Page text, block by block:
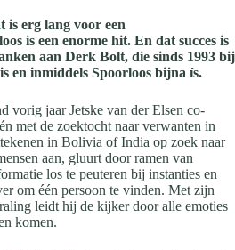
is erg lang voor een
is een enorme hit. En dat succes is
aan Derk Bolt, die sinds 1993 bij
en inmiddels Spoorloos bijna ís.
vorig jaar Jetske van der Elsen co-
met de zoektocht naar verwanten in
in Bolivia of India op zoek naar
aan, gluurt door ramen van
los te peuteren bij instanties en
om één persoon te vinden. Met zijn
leidt hij de kijker door alle emoties
komen.